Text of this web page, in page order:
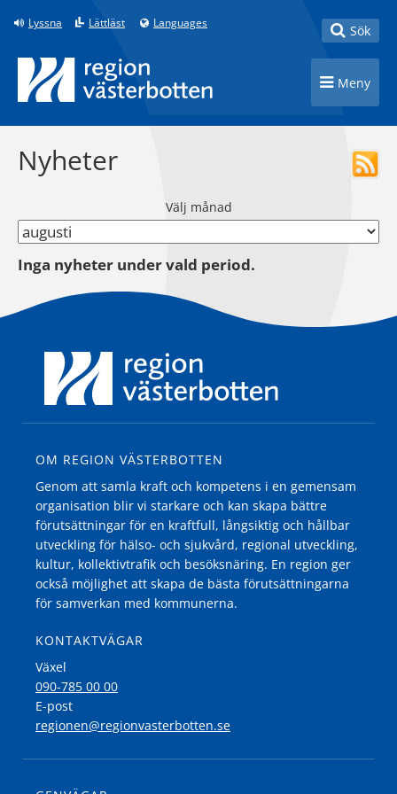
Till innehåll på sidan
Lyssna Lättläst Languages Toggle
Sök
Toggle
Meny
Nyheter
Välj månad
Inga nyheter under vald period.
OM REGION VÄSTERBOTTEN
Genom att samla kraft och kompetens i en gemensam
organisation blir vi starkare och kan skapa bättre
förutsättningar för en kraftfull, långsiktig och hållbar
utveckling för hälso- och sjukvård, regional utveckling,
kultur, kollektivtrafik och besöksnäring. En region ger
också möjlighet att skapa de bästa förutsättningarna
för samverkan med kommunerna.
KONTAKTVÄGAR
Växel
090-785 00 00
E-post
regionen@regionvasterbotten.se